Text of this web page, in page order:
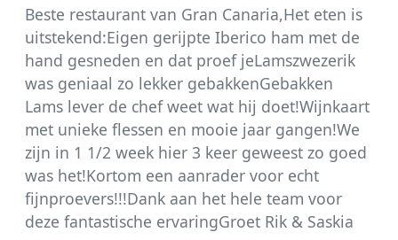
Beste restaurant van Gran Canaria,Het eten is
uitstekend:Eigen gerijpte Iberico ham met de
hand gesneden en dat proef jeLamszwezerik
was geniaal zo lekker gebakkenGebakken
Lams lever de chef weet wat hij doet!Wijnkaart
met unieke flessen en mooie jaar gangen!We
zijn in 1 1/2 week hier 3 keer geweest zo goed
was het!Kortom een aanrader voor echt
fijnproevers!!!Dank aan het hele team voor
deze fantastische ervaringGroet Rik & Saskia